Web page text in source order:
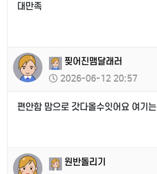
대만족
찢어진맴달래러
2026-06-12 20:57
편안함 맘으로 갓다올수잇어요 여기는
원반돌리기